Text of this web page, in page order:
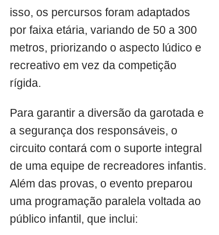
isso, os percursos foram adaptados
por faixa etária, variando de 50 a 300
metros, priorizando o aspecto lúdico e
recreativo em vez da competição
rígida.
Para garantir a diversão da garotada e
a segurança dos responsáveis, o
circuito contará com o suporte integral
de uma equipe de recreadores infantis.
Além das provas, o evento preparou
uma programação paralela voltada ao
público infantil, que inclui: